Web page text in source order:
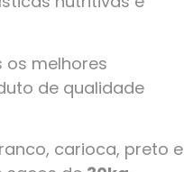
os melhores
de qualidade
carioca, preto e